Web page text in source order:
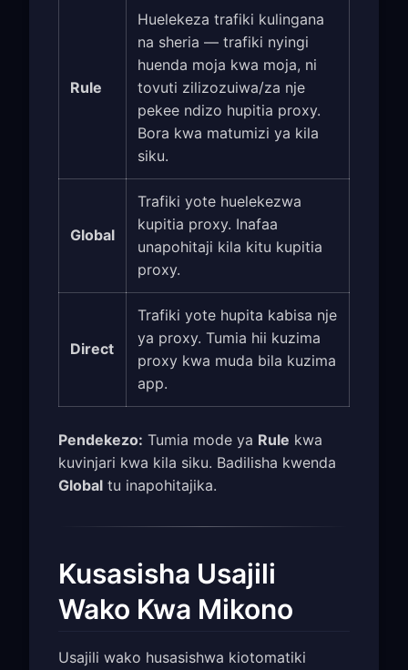
Rule
Huelekeza trafiki kulingana
na sheria — trafiki nyingi
huenda moja kwa moja, ni
tovuti zilizozuiwa/za nje
pekee ndizo hupitia proxy.
Bora kwa matumizi ya kila
siku.
Global
Trafiki yote huelekezwa
kupitia proxy. Inafaa
unapohitaji kila kitu kupitia
proxy.
Direct
Trafiki yote hupita kabisa nje
ya proxy. Tumia hii kuzima
proxy kwa muda bila kuzima
app.
Pendekezo: Tumia mode ya Rule kwa
kuvinjari kwa kila siku. Badilisha kwenda
Global tu inapohitajika.
Kusasisha Usajili
Wako Kwa Mikono
Usajili wako husasishwa kiotomatiki